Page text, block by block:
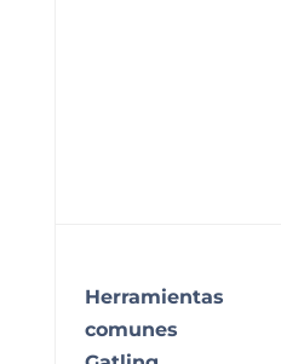
Herramientas
comunes